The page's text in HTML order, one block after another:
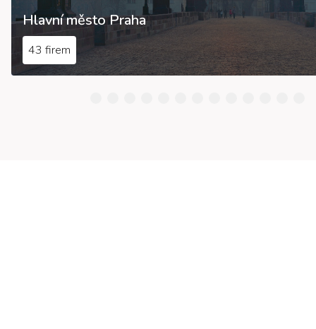
Hlavní město Praha
43 firem